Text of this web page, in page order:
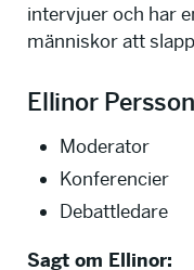
intervjuer och har
människor att
Ellinor
Moderator
Konferencier
Debattledare
Sagt om Ellinor: